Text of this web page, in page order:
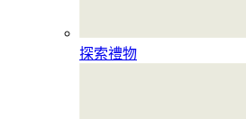
探索禮物